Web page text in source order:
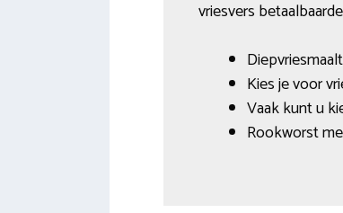
vriesvers
Kies je voor
Vaak kunt u
Rookworst